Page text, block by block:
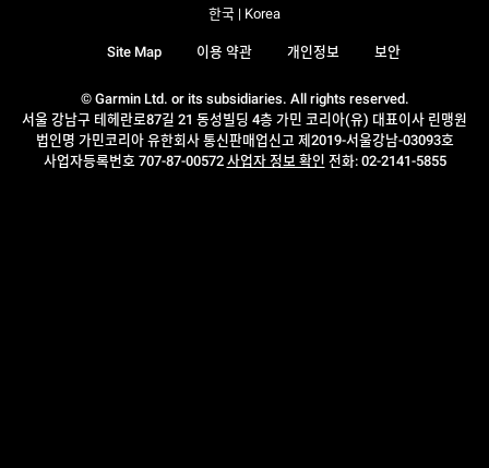
© Garmin Ltd. or its subsidiaries. All rights reserved.
서울 강남구 테헤란로87길 21 동성빌딩 4층 가민 코리아(유) 대표이사 린맹원
법인명 가민코리아 유한회사 통신판매업신고 제2019-서울강남-03093호
사업자등록번호 707-87-00572 사업자 정보 확인 전화: 02-2141-5855
Site Map 이용 약관 개인정보 보안
한국 | Korea